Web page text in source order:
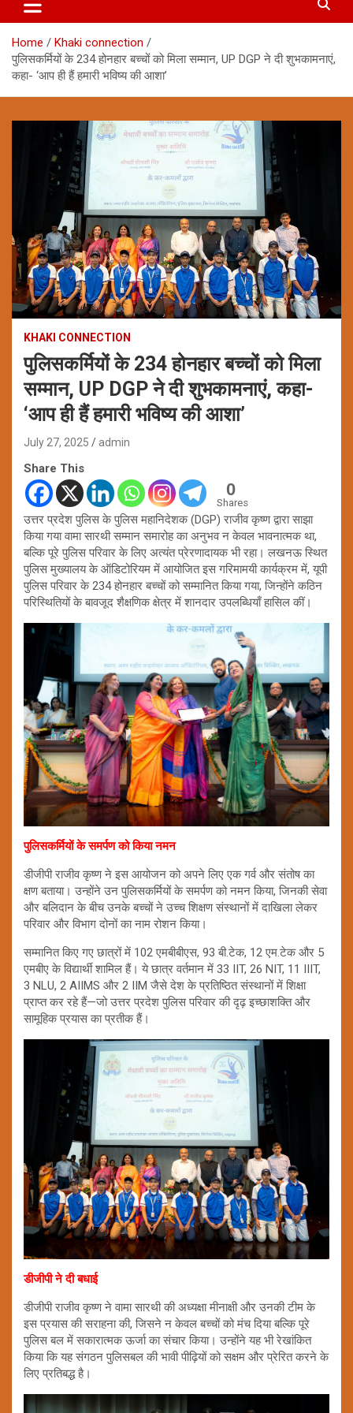
Home
Khaki connection
पुलिसकर्मियों के 234 होनहार बच्चों को मिला सम्मान, UP DGP ने दी शुभकामनाएं,
कहा- ‘आप ही हैं हमारी भविष्य की आशा’
KHAKI CONNECTION
पुलिसकर्मियों के 234 होनहार बच्चों को मिला
सम्मान, UP DGP ने दी शुभकामनाएं, कहा-
‘आप ही हैं हमारी भविष्य की आशा’
July 27, 2025 admin
Share This
0
Shares
उत्तर प्रदेश पुलिस के पुलिस महानिदेशक (DGP) राजीव कृष्ण द्वारा साझा
किया गया वामा सारथी सम्मान समारोह का अनुभव न केवल भावनात्मक था,
बल्कि पूरे पुलिस परिवार के लिए अत्यंत प्रेरणादायक भी रहा। लखनऊ स्थित
पुलिस मुख्यालय के ऑडिटोरियम में आयोजित इस गरिमामयी कार्यक्रम में, यूपी
पुलिस परिवार के 234 होनहार बच्चों को सम्मानित किया गया, जिन्होंने कठिन
परिस्थितियों के बावजूद शैक्षणिक क्षेत्र में शानदार उपलब्धियाँ हासिल कीं।
पुलिसकर्मियों के समर्पण को किया नमन
डीजीपी राजीव कृष्ण ने इस आयोजन को अपने लिए एक गर्व और संतोष का
क्षण बताया। उन्होंने उन पुलिसकर्मियों के समर्पण को नमन किया, जिनकी सेवा
और बलिदान के बीच उनके बच्चों ने उच्च शिक्षण संस्थानों में दाखिला लेकर
परिवार और विभाग दोनों का नाम रोशन किया।
सम्मानित किए गए छात्रों में 102 एमबीबीएस, 93 बी.टेक, 12 एम.टेक और 5
एमबीए के विद्यार्थी शामिल हैं। ये छात्र वर्तमान में 33 IIT, 26 NIT, 11 IIIT,
3 NLU, 2 AIIMS और 2 IIM जैसे देश के प्रतिष्ठित संस्थानों में शिक्षा
प्राप्त कर रहे हैं—जो उत्तर प्रदेश पुलिस परिवार की दृढ़ इच्छाशक्ति और
सामूहिक प्रयास का प्रतीक हैं।
डीजीपी ने दी बधाई
डीजीपी राजीव कृष्ण ने वामा सारथी की अध्यक्षा मीनाक्षी और उनकी टीम के
इस प्रयास की सराहना की, जिसने न केवल बच्चों को मंच दिया बल्कि पूरे
पुलिस बल में सकारात्मक ऊर्जा का संचार किया। उन्होंने यह भी रेखांकित
किया कि यह संगठन पुलिसबल की भावी पीढ़ियों को सक्षम और प्रेरित करने के
लिए प्रतिबद्ध है।